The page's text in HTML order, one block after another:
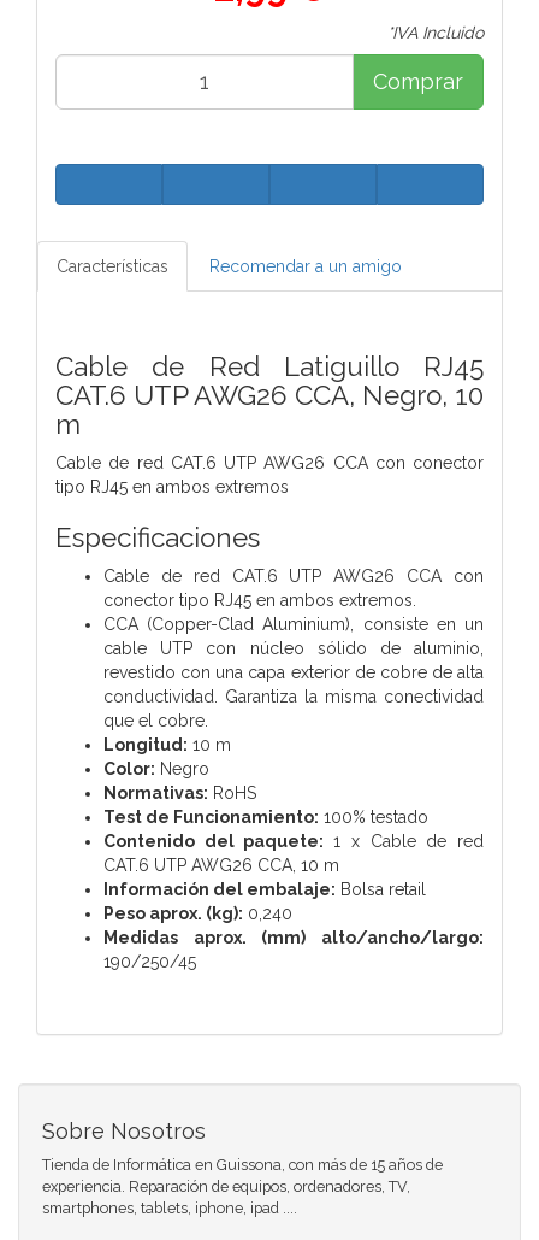
*IVA Incluido
Comprar
Características Recomendar a un amigo
Cable de Red Latiguillo RJ45
CAT.6 UTP AWG26 CCA, Negro, 10
m
Cable de red CAT.6 UTP AWG26 CCA con conector
tipo RJ45 en ambos extremos
Especificaciones
Cable de red CAT.6 UTP AWG26 CCA con
conector tipo RJ45 en ambos extremos.
CCA (Copper-Clad Aluminium), consiste en un
cable UTP con núcleo sólido de aluminio,
revestido con una capa exterior de cobre de alta
conductividad. Garantiza la misma conectividad
que el cobre.
Longitud: 10 m
Color: Negro
Normativas: RoHS
Test de Funcionamiento: 100% testado
Contenido del paquete:1 x Cable de red
CAT.6 UTP AWG26 CCA, 10 m
Información del embalaje: Bolsa retail
Peso aprox. (kg): 0,240
Medidas aprox. (mm) alto/ancho/largo:
190/250/45
Sobre Nosotros
Tienda de Informática en Guissona, con más de 15 años de
experiencia. Reparación de equipos, ordenadores, TV,
smartphones, tablets, iphone, ipad ....